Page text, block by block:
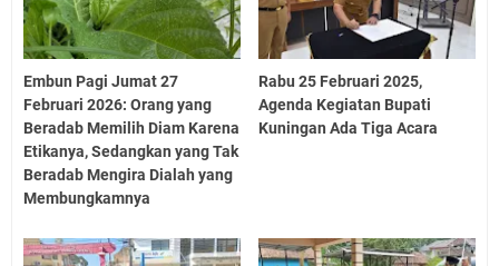
Embun Pagi Jumat 27
Februari 2026: Orang yang
Beradab Memilih Diam Karena
Etikanya, Sedangkan yang Tak
Beradab Mengira Dialah yang
Membungkamnya
Rabu 25 Februari 2025,
Agenda Kegiatan Bupati
Kuningan Ada Tiga Acara